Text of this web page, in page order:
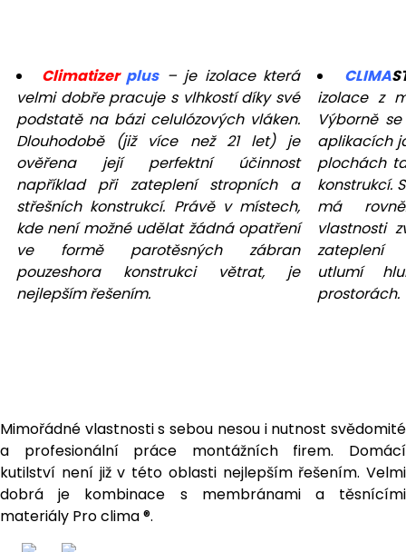
Climatizer plus– je izolace která
velmi dobře pracuje s vlhkostí díky své
podstatě na bázi celulózových vláken.
Dlouhodobě (již více než 21 let) je
ověřena její perfektní účinnost
například při zateplení stropních a
střešních konstrukcí. Právě v místech,
kde není možné udělat žádná opatření
ve formě parotěsných zábran
pouzeshora konstrukci větrat, je
nejlepším řešením.
CLIMA
izolace z
Výborně
aplikacích
plochách
konstrukcí.
má
vlastnosti
zateplení
utlumí
prostorách.
Mimořádné vlastnosti s sebou nesou i nutnost svědomité
a profesionální práce montážních firem. Domácí
kutilství není již v této oblasti nejlepším řešením. Velmi
dobrá je kombinace s membránami a těsnícími
materiály Pro clima ®.